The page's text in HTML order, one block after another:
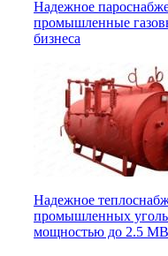
Надежное
промышленные
бизнеса
Надежное
промышленных
мощностью до 2.5